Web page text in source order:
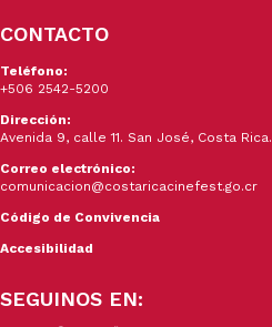
CONTACTO
Teléfono:
+506 2542-5200
Dirección:
Avenida 9, calle 11. San José, Costa Rica.
Correo electrónico:
comunicacion@costaricacinefest.go.cr
Código de Convivencia
Accesibilidad
SEGUINOS EN: